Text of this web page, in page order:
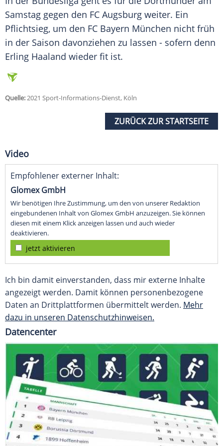
Samstag gegen den FC Augsburg weiter. Ein
Pflichtsieg, um den FC Bayern München nicht früh
in der Saison davonziehen zu lassen - sofern denn
Erling Haaland wieder fit ist.
Quelle:2021 Sport-Informations-Dienst, Köln
ZURÜCK ZUR STARTSEITE
Video
Empfohlener externer Inhalt:
Glomex GmbH
Wir benötigen Ihre Zustimmung, um den von unserer Redaktion
eingebundenen Inhalt von Glomex GmbH anzuzeigen. Sie können
diesen mit einem Klick anzeigen lassen und auch wieder
deaktivieren.
jetzt aktivieren
Ich bin damit einverstanden, dass mir externe Inhalte
angezeigt werden. Damit können personenbezogene
Daten an Drittplattformen übermittelt werden. Mehr
dazu in unseren Datenschutzhinweisen.
Datencenter